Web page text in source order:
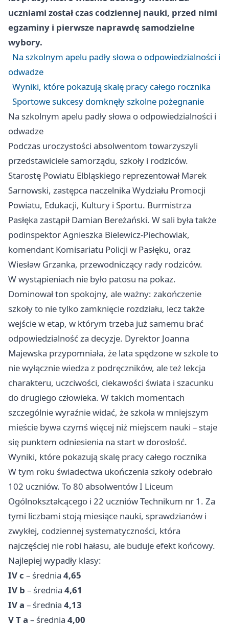
uczniami został czas codziennej nauki, przed nimi
egzaminy i pierwsze naprawdę samodzielne
wybory.
Na szkolnym apelu padły słowa o odpowiedzialności i
odwadze
Wyniki, które pokazują skalę pracy całego rocznika
Sportowe sukcesy domknęły szkolne pożegnanie
Na szkolnym apelu padły słowa o odpowiedzialności i
odwadze
Podczas uroczystości absolwentom towarzyszyli
przedstawiciele samorządu, szkoły i rodziców.
Starostę Powiatu Elbląskiego reprezentował Marek
Sarnowski, zastępca naczelnika Wydziału Promocji
Powiatu, Edukacji, Kultury i Sportu. Burmistrza
Pasłęka zastąpił Damian Bereżański. W sali była także
podinspektor Agnieszka Bielewicz-Piechowiak,
komendant Komisariatu Policji w Pasłęku, oraz
Wiesław Grzanka, przewodniczący rady rodziców.
W wystąpieniach nie było patosu na pokaz.
Dominował ton spokojny, ale ważny: zakończenie
szkoły to nie tylko zamknięcie rozdziału, lecz także
wejście w etap, w którym trzeba już samemu brać
odpowiedzialność za decyzje. Dyrektor Joanna
Majewska przypomniała, że lata spędzone w szkole to
nie wyłącznie wiedza z podręczników, ale też lekcja
charakteru, uczciwości, ciekawości świata i szacunku
do drugiego człowieka. W takich momentach
szczególnie wyraźnie widać, że szkoła w mniejszym
mieście bywa czymś więcej niż miejscem nauki – staje
się punktem odniesienia na start w dorosłość.
Wyniki, które pokazują skalę pracy całego rocznika
W tym roku świadectwa ukończenia szkoły odebrało
102 uczniów. To 80 absolwentów I Liceum
Ogólnokształcącego i 22 uczniów Technikum nr 1. Za
tymi liczbami stoją miesiące nauki, sprawdzianów i
zwykłej, codziennej systematyczności, która
najczęściej nie robi hałasu, ale buduje efekt końcowy.
Najlepiej wypadły klasy:
IV c – średnia 4,65
IV b – średnia 4,61
IV a – średnia 4,13
V T a – średnia 4,00